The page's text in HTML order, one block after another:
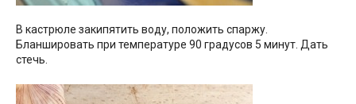
В кастрюле закипятить воду, положить спаржу.
Бланшировать при температуре 90 градусов 5 минут. Дать
стечь.